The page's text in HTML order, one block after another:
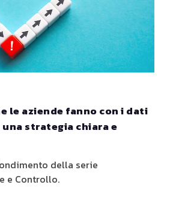
le aziende fanno con i dati
una strategia chiara e
della serie
e Controllo.